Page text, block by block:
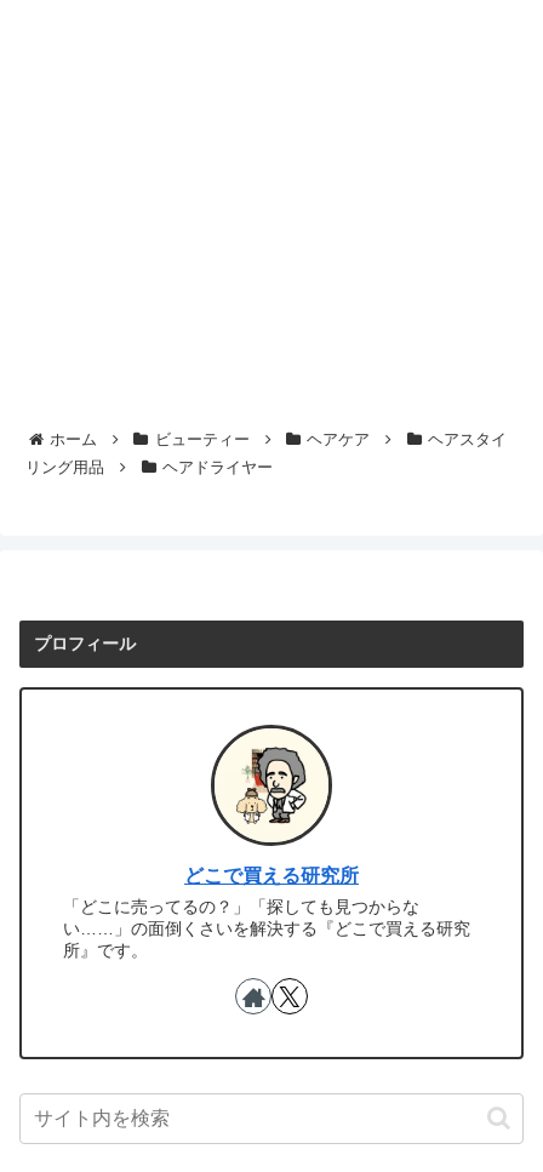
ホーム ビューティー ヘアケア
ヘアスタイ
リング用品
ヘアドライヤー
プロフィール
どこで買える研究所
「どこに売ってるの？」「探しても見つからな
い……」の面倒くさいを解決する『どこで買える研究
所』です。